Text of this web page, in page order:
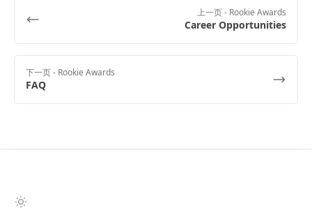
上一页- Rookie Awards
Career Opportunities
下一页- Rookie Awards
FAQ